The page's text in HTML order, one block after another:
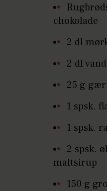
chokolade
2 dl
2 dl vand
25 g gær
1 spsk.
1 spsk.
2 spsk.
maltsirup
150 g